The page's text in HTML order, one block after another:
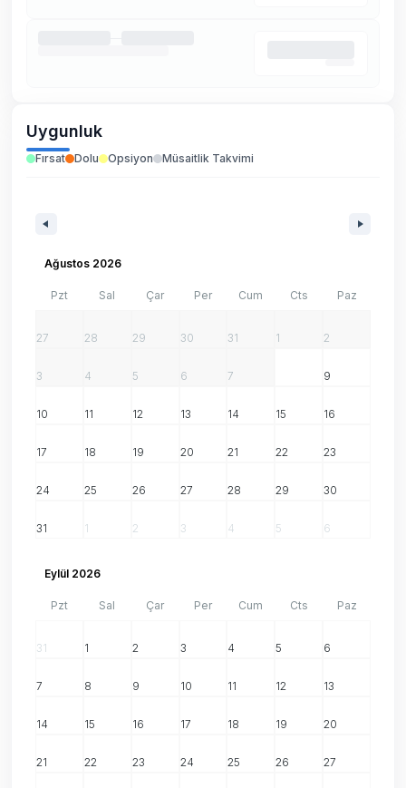
Uygunluk
Fırsat Dolu Opsiyon Müsaitlik Takvimi
Ağustos 2026
Pzt Sal Çar Per Cum Cts Paz
27 28 29 30 31 1 2
3 4 5 6 7 9
10 11 12 13 14 15 16
17 18 19 20 21 22 23
24 25 26 27 28 29 30
31 1 2 3 4 5 6
Eylül 2026
Pzt Sal Çar Per Cum Cts Paz
31 1 2 3 4 5 6
7 8 9 10 11 12 13
14 15 16 17 18 19 20
21 22 23 24 25 26 27